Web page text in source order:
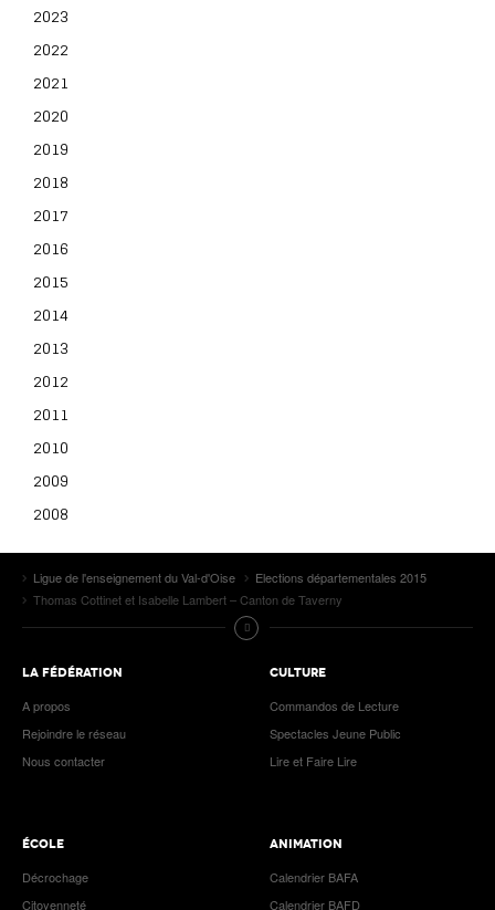
2023
2022
2021
2020
2019
2018
2017
2016
2015
2014
2013
2012
2011
2010
2009
2008
Ligue de l'enseignement du Val-d'Oise
Elections départementales 2015
Thomas Cottinet et Isabelle Lambert – Canton de Taverny
LA FÉDÉRATION
A propos
Rejoindre le réseau
Nous contacter
CULTURE
Commandos de Lecture
Spectacles Jeune Public
Lire et Faire Lire
ÉCOLE
Décrochage
Citoyenneté
ANIMATION
Calendrier BAFA
Calendrier BAFD